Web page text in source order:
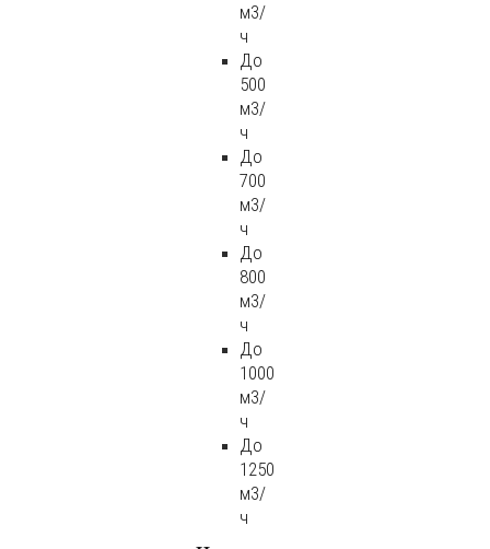
м3/
ч
До
500
м3/
ч
До
700
м3/
ч
До
800
м3/
ч
До
1000
м3/
ч
До
1250
м3/
ч